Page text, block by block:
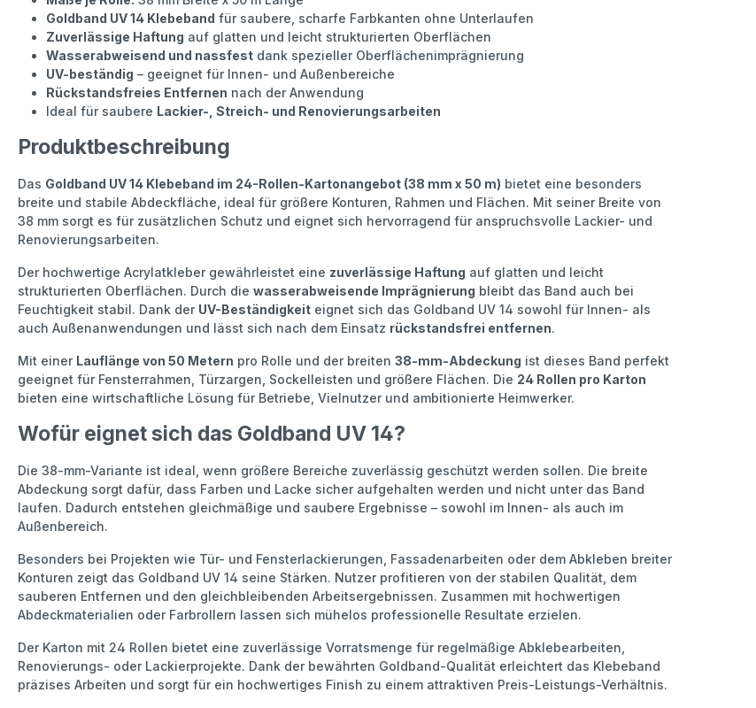
Goldband UV 14 Klebeband für saubere, scharfe Farbkanten ohne Unterlaufen
Zuverlässige Haftung auf glatten und leicht strukturierten Oberflächen
Wasserabweisend und nassfest dank spezieller Oberflächenimprägnierung
UV-beständig – geeignet für Innen- und Außenbereiche
Rückstandsfreies Entfernen nach der Anwendung
Ideal für saubere Lackier-, Streich- und Renovierungsarbeiten
Produktbeschreibung
Das Goldband UV 14 Klebeband im 24-Rollen-Kartonangebot (38 mm x 50 m) bietet eine besonders
breite und stabile Abdeckfläche, ideal für größere Konturen, Rahmen und Flächen. Mit seiner Breite von
38 mm sorgt es für zusätzlichen Schutz und eignet sich hervorragend für anspruchsvolle Lackier- und
Renovierungsarbeiten.
Der hochwertige Acrylatkleber gewährleistet eine zuverlässige Haftung auf glatten und leicht
strukturierten Oberflächen. Durch die wasserabweisende Imprägnierung bleibt das Band auch bei
Feuchtigkeit stabil. Dank der UV-Beständigkeit eignet sich das Goldband UV 14 sowohl für Innen- als
auch Außenanwendungen und lässt sich nach dem Einsatz rückstandsfrei entfernen.
Mit einer Lauflänge von 50 Metern pro Rolle und der breiten 38-mm-Abdeckung ist dieses Band perfekt
geeignet für Fensterrahmen, Türzargen, Sockelleisten und größere Flächen. Die 24 Rollen pro Karton
bieten eine wirtschaftliche Lösung für Betriebe, Vielnutzer und ambitionierte Heimwerker.
Wofür eignet sich das Goldband UV 14?
Die 38-mm-Variante ist ideal, wenn größere Bereiche zuverlässig geschützt werden sollen. Die breite
Abdeckung sorgt dafür, dass Farben und Lacke sicher aufgehalten werden und nicht unter das Band
laufen. Dadurch entstehen gleichmäßige und saubere Ergebnisse – sowohl im Innen- als auch im
Außenbereich.
Besonders bei Projekten wie Tür- und Fensterlackierungen, Fassadenarbeiten oder dem Abkleben breiter
Konturen zeigt das Goldband UV 14 seine Stärken. Nutzer profitieren von der stabilen Qualität, dem
sauberen Entfernen und den gleichbleibenden Arbeitsergebnissen. Zusammen mit hochwertigen
Abdeckmaterialien oder Farbrollern lassen sich mühelos professionelle Resultate erzielen.
Der Karton mit 24 Rollen bietet eine zuverlässige Vorratsmenge für regelmäßige Abklebearbeiten,
Renovierungs- oder Lackierprojekte. Dank der bewährten Goldband-Qualität erleichtert das Klebeband
präzises Arbeiten und sorgt für ein hochwertiges Finish zu einem attraktiven Preis-Leistungs-Verhältnis.